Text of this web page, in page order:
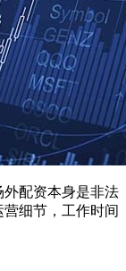
配资本身是非法
细节，工作时间